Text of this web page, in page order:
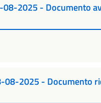
2025 - Documento
2025 - Documento